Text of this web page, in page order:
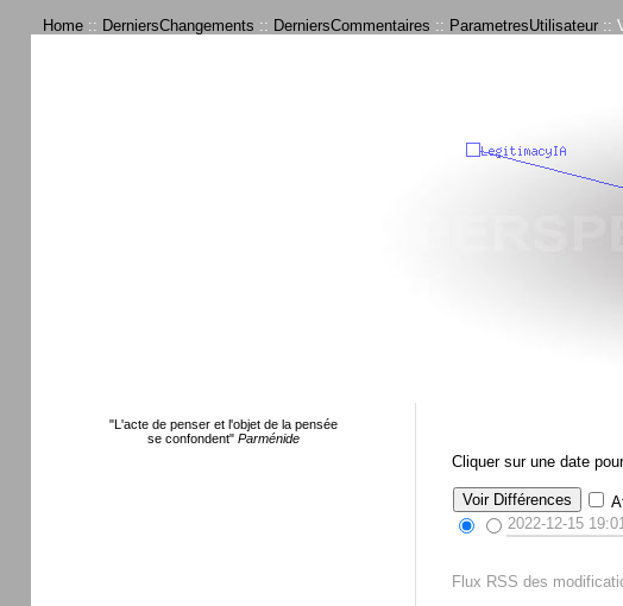
Home :: DerniersChangements :: DerniersCommentaires :: ParametresUtilisateur ::
"L'acte de penser et l'objet de la pensée
se confondent"Parménide
Cliquer sur une date
2022-12-15
Flux RSS des